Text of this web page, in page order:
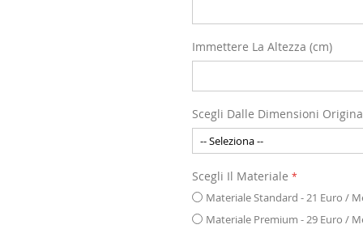
Immettere La Altezza (cm)
Scegli Dalle Dimensioni
Scegli Il Materiale
Materiale Standard - 21 Euro /
Materiale Premium - 29 Euro /